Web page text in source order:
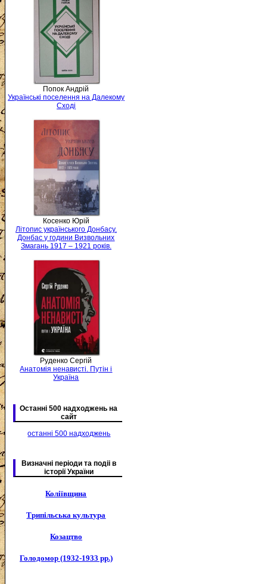
Попок Андрій
Українські поселення на Далекому
Сході
Косенко Юрій
Літопис українського Донбасу.
Донбас у години Визвольних
Змагань 1917 – 1921 років.
Руденко Сергій
Анатомія ненависті. Путін і
Україна
Останні 500 надходжень на
сайт
останні 500 надходжень
Визначні періоди та подіі в
історії України
Коліївщина
Трипільська культура
Козацтво
Голодомор (1932-1933 рр.)